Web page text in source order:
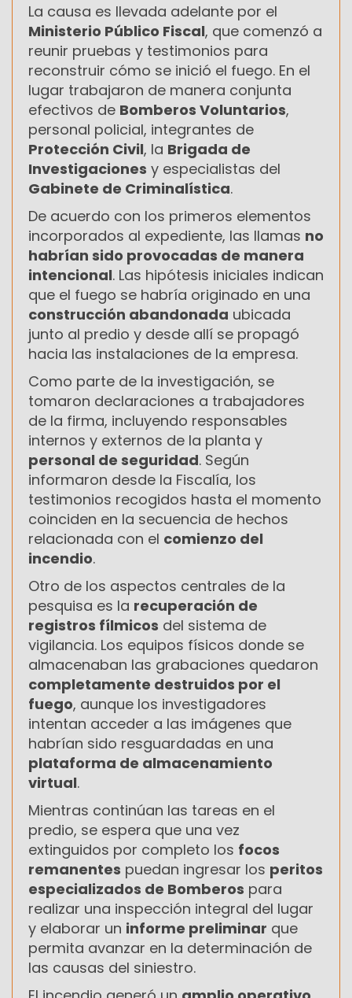
La causa es llevada adelante por el
Ministerio Público Fiscal, que comenzó a
reunir pruebas y testimonios para
reconstruir cómo se inició el fuego. En el
lugar trabajaron de manera conjunta
efectivos de Bomberos Voluntarios,
personal policial, integrantes de
Protección Civil, la Brigada de
Investigaciones y especialistas del
Gabinete de Criminalística.
De acuerdo con los primeros elementos
incorporados al expediente, las llamas no
habrían sido provocadas de manera
intencional. Las hipótesis iniciales indican
que el fuego se habría originado en una
construcción abandonada ubicada
junto al predio y desde allí se propagó
hacia las instalaciones de la empresa.
Como parte de la investigación, se
tomaron declaraciones a trabajadores
de la firma, incluyendo responsables
internos y externos de la planta y
personal de seguridad. Según
informaron desde la Fiscalía, los
testimonios recogidos hasta el momento
coinciden en la secuencia de hechos
relacionada con el comienzo del
incendio.
Otro de los aspectos centrales de la
pesquisa es la recuperación de
registros fílmicos del sistema de
vigilancia. Los equipos físicos donde se
almacenaban las grabaciones quedaron
completamente destruidos por el
fuego, aunque los investigadores
intentan acceder a las imágenes que
habrían sido resguardadas en una
plataforma de almacenamiento
virtual.
Mientras continúan las tareas en el
predio, se espera que una vez
extinguidos por completo los focos
remanentes puedan ingresar los peritos
especializados de Bomberos para
realizar una inspección integral del lugar
y elaborar un informe preliminar que
permita avanzar en la determinación de
las causas del siniestro.